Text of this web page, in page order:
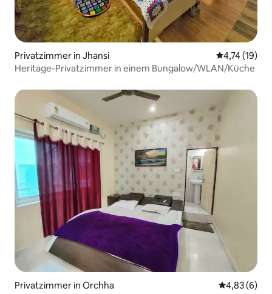
Privatzimmer in Jhansi
4,74 (19)
Heritage-Privatzimmer in einem Bungalow/WLAN/Küche
Privatzimmer in Orchha
4,83 (6)